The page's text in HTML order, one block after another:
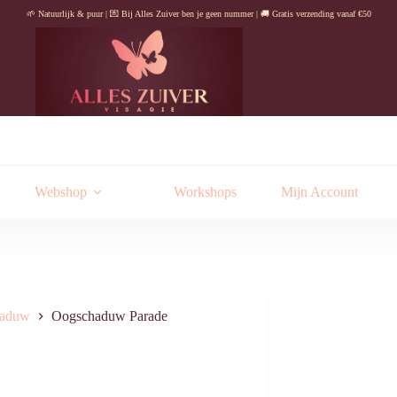
🌱 Natuurlijk & puur | 💌 Bij Alles Zuiver ben je geen nummer | 🚚 Gratis verzending vanaf €50
Webshop Workshops Mijn Account
Oogschaduw Parade